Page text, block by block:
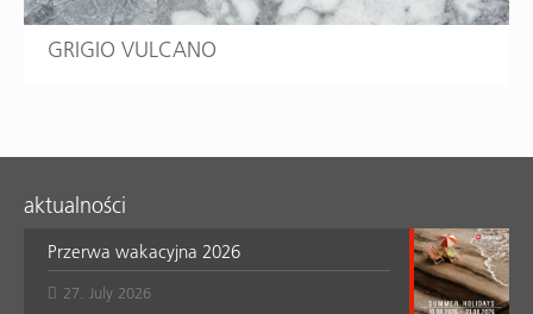
GRIGIO VULCANO
aktualności
Przerwa wakacyjna 2026
27. July 2026